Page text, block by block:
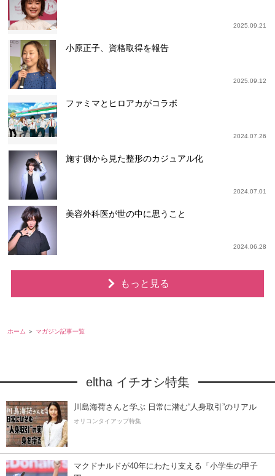
2025.09.21
小原正子、資格取得を報告
2025.09.12
ファミマとヒロアカがコラボ
2024.07.26
施す側から見た整形のカジュアル化
2024.07.01
美容外科医が世の中に思うこと
2024.06.28
もっと見る
ホーム マガジン記事一覧
eltha イチオシ特集
川島海荷さんと学ぶ 日常に潜む“人身取引”のリアル
オリコンタイアップ特集
マクドナルドが40年にわたり支える「小学生の甲子